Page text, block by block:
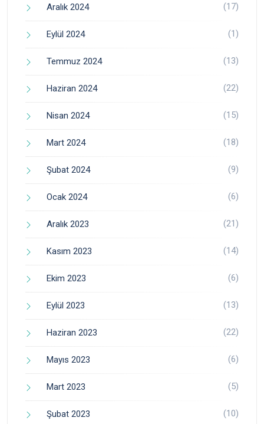
Aralık 2024 (17)
Eylül 2024 (1)
Temmuz 2024 (13)
Haziran 2024 (22)
Nisan 2024 (15)
Mart 2024 (18)
Şubat 2024 (9)
Ocak 2024 (6)
Aralık 2023 (21)
Kasım 2023 (14)
Ekim 2023 (6)
Eylül 2023 (13)
Haziran 2023 (22)
Mayıs 2023 (6)
Mart 2023 (5)
Şubat 2023 (10)